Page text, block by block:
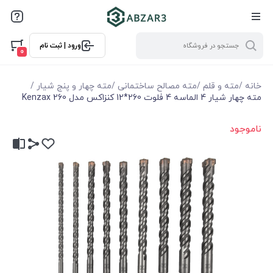
ورود | ثبت نام
0
خانه /مته و قلم /مته مصالح ساختمانی /مته چهار و پنج شیار /
مته چهار شیار 4 الماسه 4 فلوت 260*12 کنزاکس مدل Kenzax 260
ناموجود